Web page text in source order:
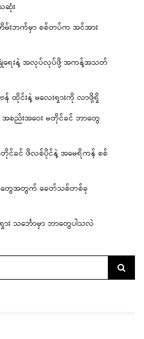
ဆုံး
ဘိမ်းဘက်မှာ စစ်တပ်က အင်အား
ြုံရေးနဲ့ အလုပ်လုပ်ဖို့ အကန့်အသတ်
ါဗန် ထိုင်းနဲ့ မလေးရှားကို လာဖို့ရှိ
စည်းအဝေး မတိုင်ခင် ဘာတွေ
တိုင်ခင် ဖိလစ်ပိုင်နဲ့ အမေရိကန် စစ်
တွေအတွက် ခေတ်သစ်တစ်ခု
ား သင်္ဘောမှာ ဘာတွေပါသလဲ